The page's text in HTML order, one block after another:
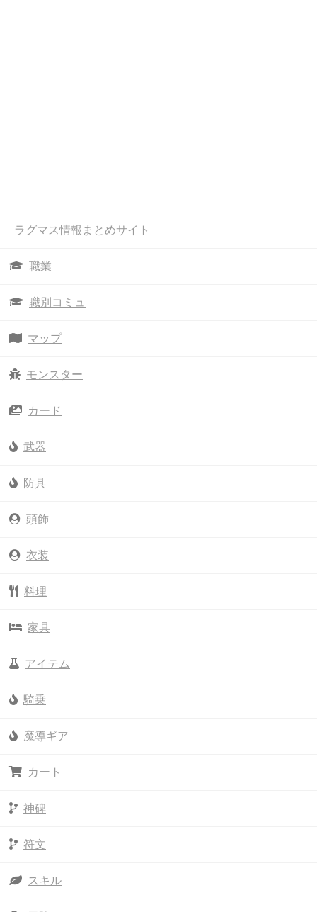
ラグマス情報まとめサイト
職業
職別コミュ
マップ
モンスター
カード
武器
防具
頭飾
衣装
料理
家具
アイテム
騎乗
魔導ギア
カート
神碑
符文
スキル